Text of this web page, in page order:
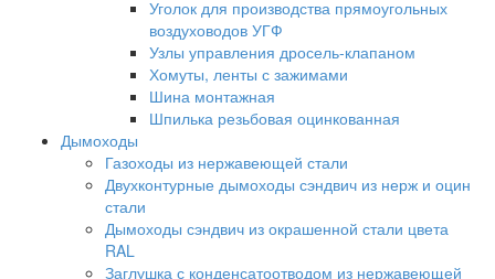
Уголок для производства прямоугольных
воздуховодов УГФ
Узлы управления дросель-клапаном
Хомуты, ленты с зажимами
Шина монтажная
Шпилька резьбовая оцинкованная
Дымоходы
Газоходы из нержавеющей стали
Двухконтурные дымоходы сэндвич из нерж и оцин
стали
Дымоходы сэндвич из окрашенной стали цвета
RAL
Заглушка с конденсатоотводом из нержавеющей